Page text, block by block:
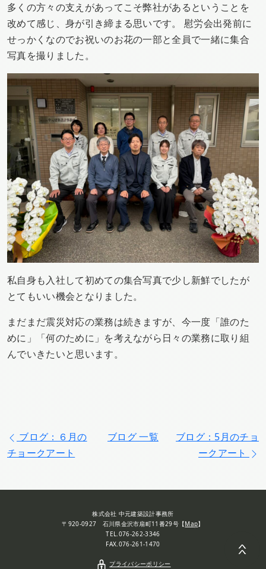
多くの方々の支えがあってこそ弊社があるということを
改めて感じ、身が引き締まる思いです。 慰労会出発前に
せっかくなのでお祝いのお花の一部と全員で一緒に集合
写真を撮りました。
私自身も入社して初めての集合写真で少し新鮮でしたが
とてもいい機会となりました。
まだまだ震災対応の業務は続きますが、今一度「誰のた
めに」「何のために」を考えながら日々の業務に取り組
んでいきたいと思います。
ブログ：６月の
チョークアート
ブログ 一覧
ブログ：5月のチョ
ークアート
株式会社 中元建築設計事務所
〒920-0927 石川県金沢市扇町11番29号【Map】
TEL.076-262-3346
FAX.076-261-1470
プライバシーポリシー